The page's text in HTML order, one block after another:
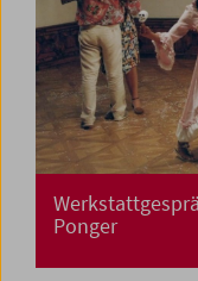
Ponger